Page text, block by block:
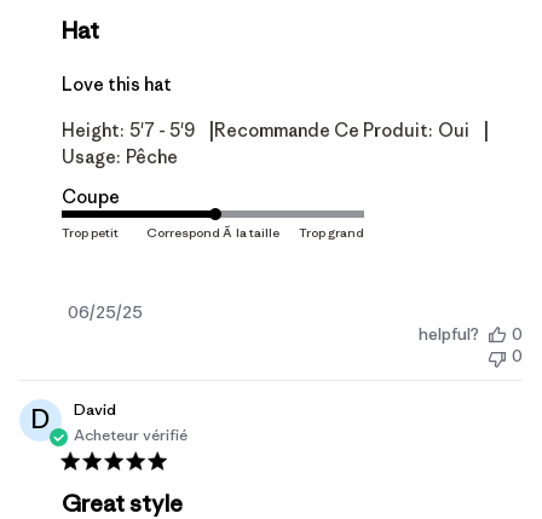
Hat
Love this hat
Height: 5'7 - 5'9 Recommande Ce Produit: Oui
Usage: Pêche
Coupe
Date
06/25/25
helpful?
0
0
D
David
Acheteur vérifié
Great style